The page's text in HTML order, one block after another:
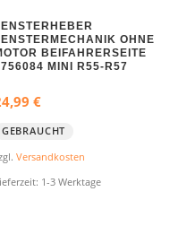
OHNE
BEIFAHRERSEITE
MINI R55-R57
€
GEBRAUCHT
Versandkosten
1-3 Werktage